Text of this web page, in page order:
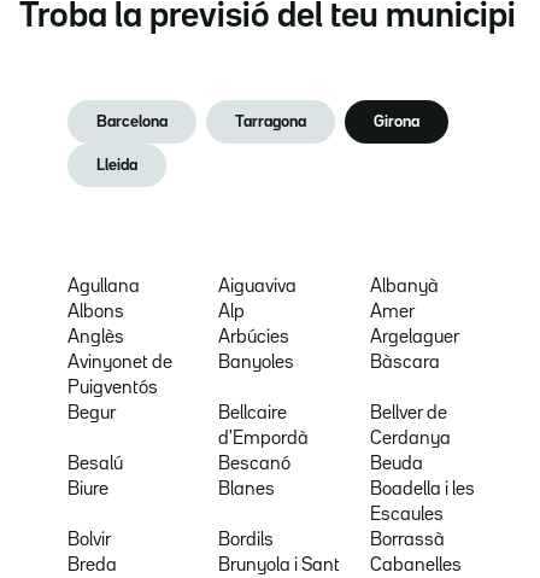
Troba la previsió del teu municipi
Barcelona Tarragona Girona
Lleida
Agullana Aiguaviva
Albanyà
Albons
Alp
Amer
Anglès
Arbúcies
Argelaguer
Avinyonet de
Puigventós
Banyoles Bàscara
Begur
Bellcaire
d'Empordà
Bellver de
Cerdanya
Besalú
Bescanó
Beuda
Biure
Blanes
Boadella i les
Escaules
Bolvir
Bordils
Borrassà
Breda
Brunyola i Sant
Cabanelles